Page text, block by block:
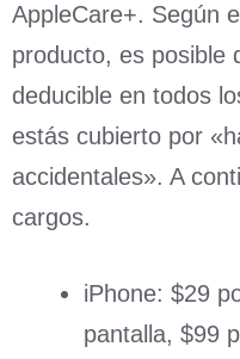
AppleCare+. Según
producto, es posible
deducible en todos
estás cubierto por
accidentales». A
cargos.
iPhone: $29
pantalla, $99